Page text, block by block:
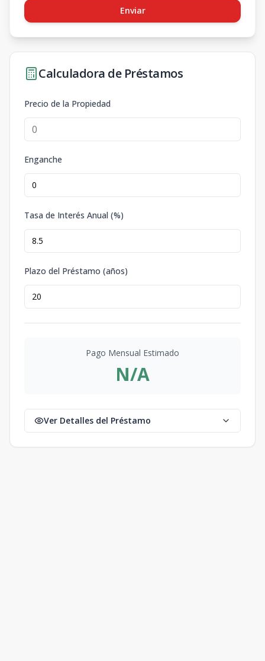
Enviar
Calculadora de Préstamos
Precio de la Propiedad
Enganche
Tasa de Interés Anual (%)
Plazo del Préstamo (años)
Pago Mensual Estimado
N/A
Ver Detalles del Préstamo